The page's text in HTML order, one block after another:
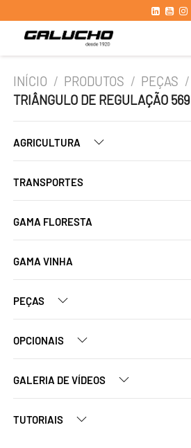
INÍCIO / PRODUTOS / PEÇAS /
TRIÂNGULO DE REGULAÇÃO 569
AGRICULTURA
TRANSPORTES
GAMA FLORESTA
GAMA VINHA
PEÇAS
OPCIONAIS
GALERIA DE VÍDEOS
TUTORIAIS